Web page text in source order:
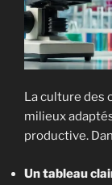
La culture des
milieux
productive.
Un tableau